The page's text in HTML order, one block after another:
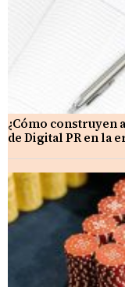
¿Cómo construyen
de Digital PR en la